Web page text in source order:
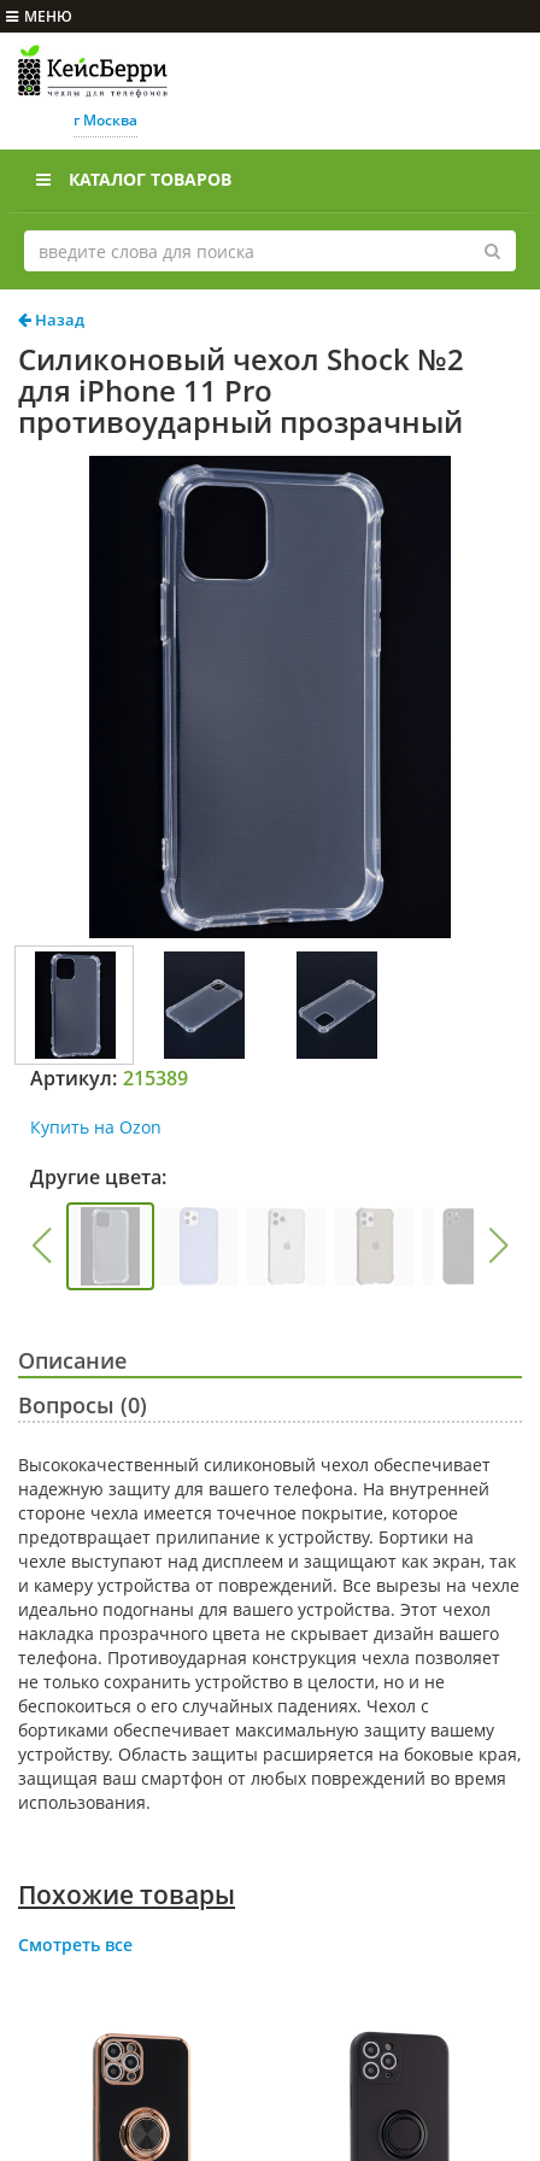
МЕНЮ
г Москва
КАТАЛОГ ТОВАРОВ
Назад
Силиконовый чехол Shock №2
для iPhone 11 Pro
противоударный прозрачный
Артикул: 215389
Купить на Ozon
Другие цвета:
Описание
Вопросы (0)
Высококачественный силиконовый чехол обеспечивает
надежную защиту для вашего телефона. На внутренней
стороне чехла имеется точечное покрытие, которое
предотвращает прилипание к устройству. Бортики на
чехле выступают над дисплеем и защищают как экран, так
и камеру устройства от повреждений. Все вырезы на чехле
идеально подогнаны для вашего устройства. Этот чехол
накладка прозрачного цвета не скрывает дизайн вашего
телефона. Противоударная конструкция чехла позволяет
не только сохранить устройство в целости, но и не
беспокоиться о его случайных падениях. Чехол с
бортиками обеспечивает максимальную защиту вашему
устройству. Область защиты расширяется на боковые края,
защищая ваш смартфон от любых повреждений во время
использования.
Похожие товары
Смотреть все